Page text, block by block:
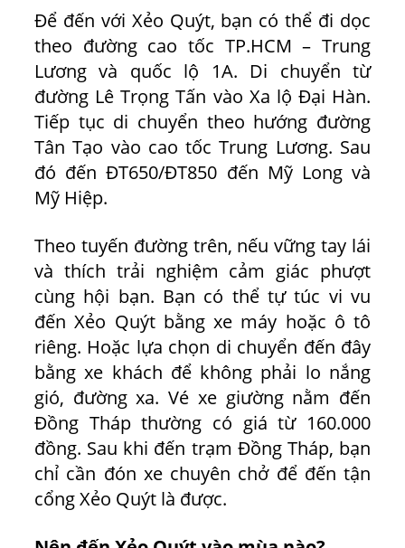
Để đến với Xẻo Quýt, bạn có thể đi dọc
theo đường cao tốc TP.HCM – Trung
Lương và quốc lộ 1A. Di chuyển từ
đường Lê Trọng Tấn vào Xa lộ Đại Hàn.
Tiếp tục di chuyển theo hướng đường
Tân Tạo vào cao tốc Trung Lương. Sau
đó đến ĐT650/ĐT850 đến Mỹ Long và
Mỹ Hiệp.
Theo tuyến đường trên, nếu vững tay lái
và thích trải nghiệm cảm giác phượt
cùng hội bạn. Bạn có thể tự túc vi vu
đến Xẻo Quýt bằng xe máy hoặc ô tô
riêng. Hoặc lựa chọn di chuyển đến đây
bằng xe khách để không phải lo nắng
gió, đường xa. Vé xe giường nằm đến
Đồng Tháp thường có giá từ 160.000
đồng. Sau khi đến trạm Đồng Tháp, bạn
chỉ cần đón xe chuyên chở để đến tận
cổng Xẻo Quýt là được.